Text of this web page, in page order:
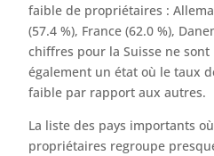
faible de propriétaires :
(57.4 %), France (62.0 %),
chiffres pour la Suisse ne sont
également un état où le taux
faible par rapport aux autres.
La liste des pays importants
propriétaires regroupe